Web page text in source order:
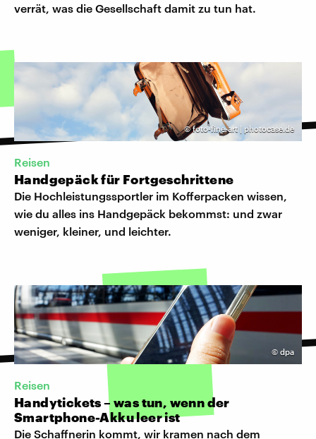
verrät, was die Gesellschaft damit zu tun hat.
©foto-fine-art | photocase.de
Reisen
Handgepäck für Fortgeschrittene
Die Hochleistungssportler im Kofferpacken wissen,
wie du alles ins Handgepäck bekommst: und zwar
weniger, kleiner, und leichter.
© dpa
Reisen
Handytickets – was tun, wenn der
Smartphone-Akku leer ist
Die Schaffnerin kommt, wir kramen nach dem